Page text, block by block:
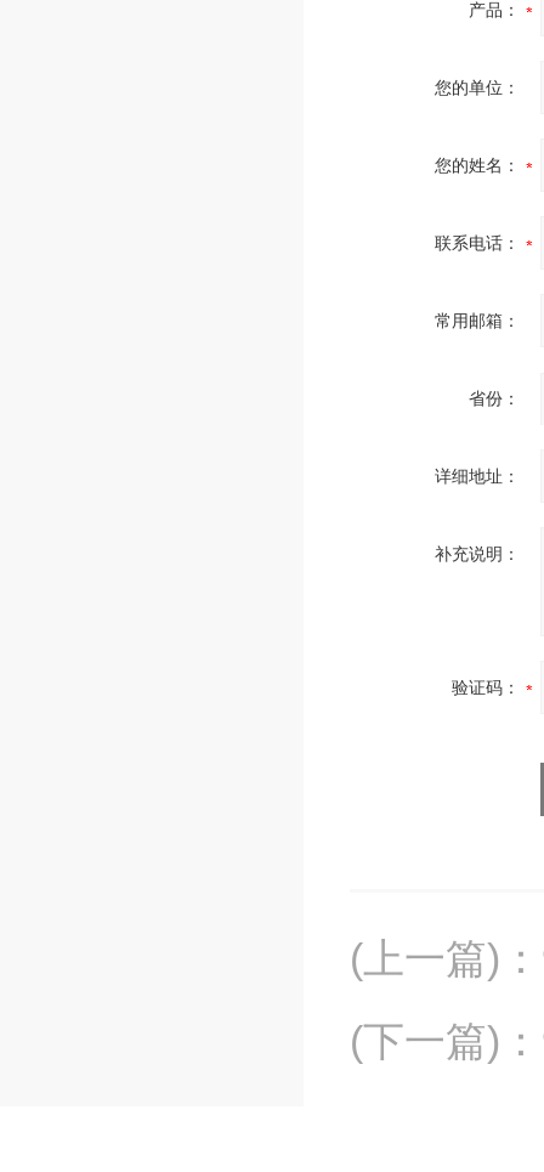
产品：
您的单位：
您的姓名：
联系电话：
常用邮箱：
省份：
详细地址：
补充说明：
验证码：
(上一篇) ：
(下一篇) ：